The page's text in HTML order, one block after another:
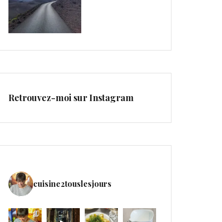
Retrouvez-moi sur Instagram
cuisine2touslesjours